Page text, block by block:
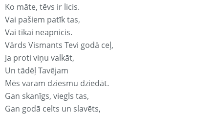
Ko māte, tēvs ir licis.
Vai pašiem patīk tas,
Vai tikai neapnicis.
Vārds Vismants Tevi godā ceļ,
Ja proti viņu valkāt,
Un tādēļ Tavējam
Mēs varam dziesmu dziedāt.
Gan skanīgs, viegls tas,
Gan godā celts un slavēts,